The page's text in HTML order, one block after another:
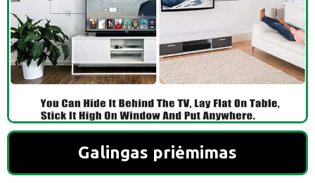
Galingas priėmimas